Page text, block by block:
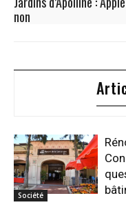
non
Société